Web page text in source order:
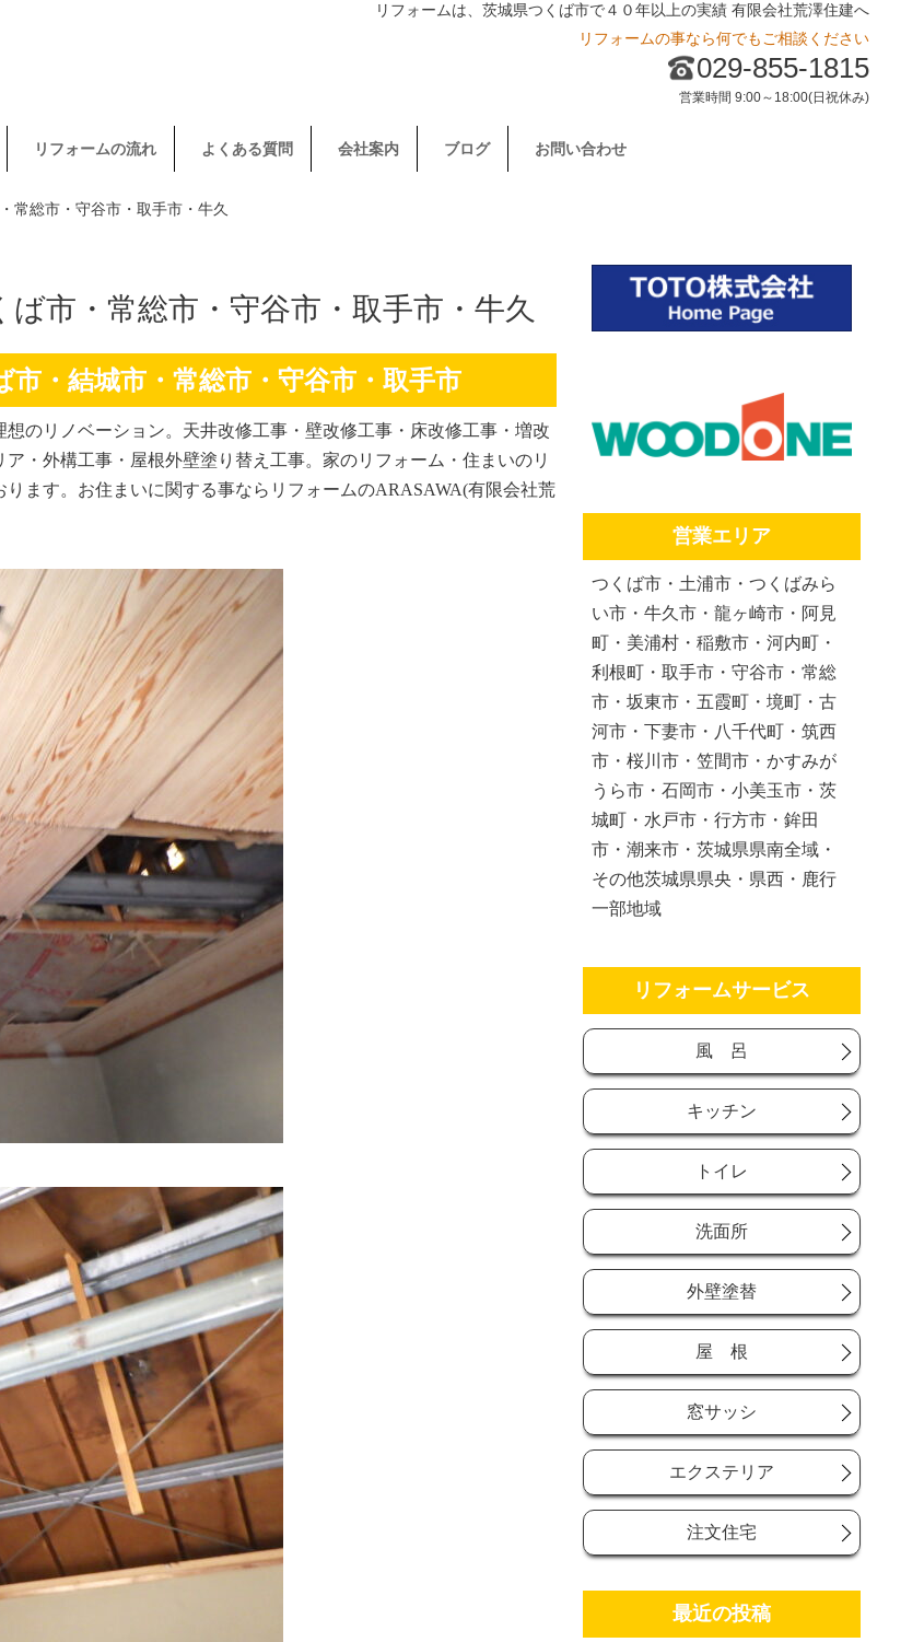
リフォームは、茨城県つくば市で４０年以上の実績 有限会社荒澤住建へ
リフォームの事なら何でもご相談ください
029-855-1815
営業時間 9:00～18:00(日祝休み)
リフォームの流れ よくある質問 会社案内 ブログ お問い合わせ
常総市・守谷市・取手市・牛久
市・常総市・守谷市・取手市・牛久
・結城市・常総市・守谷市・取手市
のリノベーション。天井改修工事・壁改修工事・床改修工事・増改
・外構工事・屋根外壁塗り替え工事。家のリフォーム・住まいのリ
ます。お住まいに関する事ならリフォームのARASAWA(有限会社荒
営業エリア
つくば市・土浦市・つくばみら
い市・牛久市・龍ヶ崎市・阿見
町・美浦村・稲敷市・河内町・
利根町・取手市・守谷市・常総
市・坂東市・五霞町・境町・古
河市・下妻市・八千代町・筑西
市・桜川市・笠間市・かすみが
うら市・石岡市・小美玉市・茨
城町・水戸市・行方市・鉾田
市・潮来市・茨城県県南全域・
その他茨城県県央・県西・鹿行
一部地域
リフォームサービス
風 呂
キッチン
トイレ
洗面所
外壁塗替
屋 根
窓サッシ
エクステリア
注文住宅
最近の投稿